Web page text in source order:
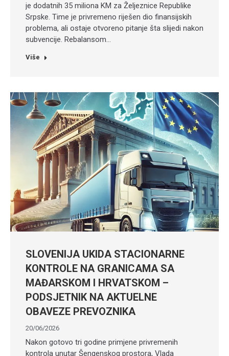
je dodatnih 35 miliona KM za Željeznice Republike
Srpske. Time je privremeno riješen dio finansijskih
problema, ali ostaje otvoreno pitanje šta slijedi nakon
subvencije. Rebalansom…
Više
SLOVENIJA UKIDA STACIONARNE
KONTROLE NA GRANICAMA SA
MAĐARSKOM I HRVATSKOM –
PODSJETNIK NA AKTUELNE
OBAVEZE PREVOZNIKA
20/06/2026
Nakon gotovo tri godine primjene privremenih
kontrola unutar Šengenskog prostora, Vlada